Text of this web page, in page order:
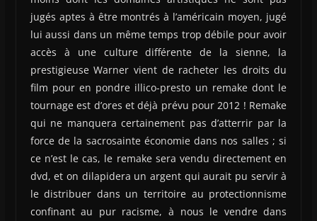
jugés aptes à être montrés à l’américain moyen, jugé
lui aussi dans un même temps trop débile pour avoir
accès à une culture différente de la sienne, la
prestigieuse Warner vient de racheter les droits du
film pour en pondre illico-presto un remake dont le
tournage est d’ores et déjà prévu pour 2012 ! Remake
qui ne manquera certainement pas d’atterrir par la
force de la sacrosainte économie dans nos salles ; si
ce n’est le cas, le remake sera vendu directement en
dvd, et on dilapidera un argent qui aurait pu servir à
le distribuer dans un territoire au protectionnisme
confinant au pur racisme, à nous le vendre dans